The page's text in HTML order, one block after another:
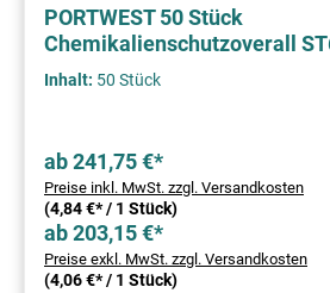
PORTWEST 50 Stück
Chemikalienschutzoverall
Inhalt: 50 Stück
ab 241,75 €*
Preise inkl. MwSt. zzgl. Versandkosten
(4,84 €* / 1 Stück)
ab 203,15 €*
Preise exkl. MwSt. zzgl. Versandkosten
(4,06 €* / 1 Stück)